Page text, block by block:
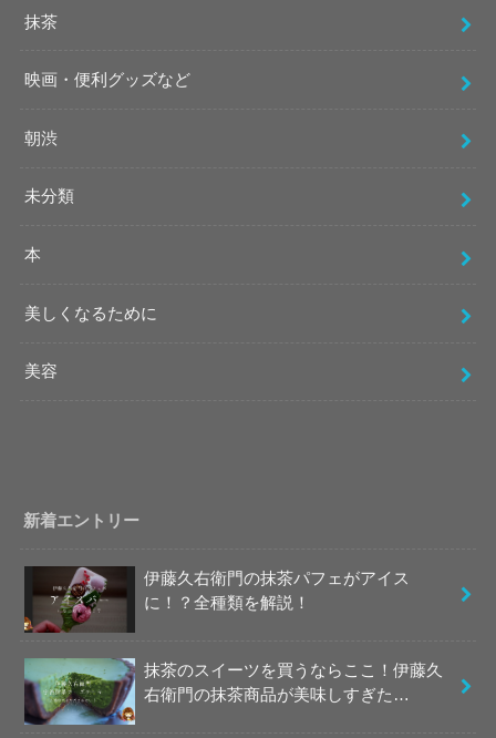
抹茶
映画・便利グッズなど
朝渋
未分類
本
美しくなるために
美容
新着エントリー
伊藤久右衛門の抹茶パフェがアイス
に！？全種類を解説！
抹茶のスイーツを買うならここ！伊藤久
右衛門の抹茶商品が美味しすぎた…